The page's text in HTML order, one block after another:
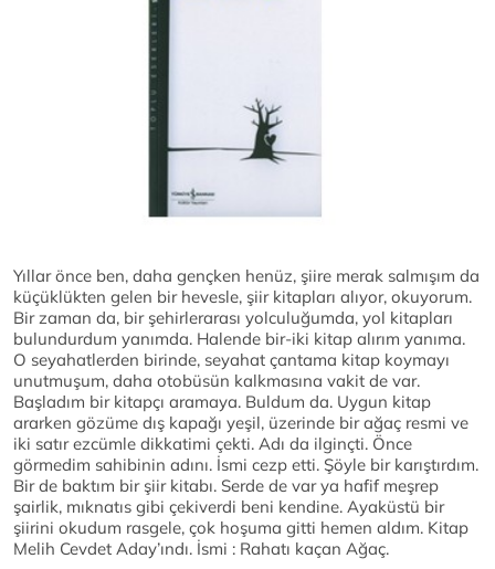
Yıllar önce ben, daha gençken henüz, şiire merak salmışım da
küçüklükten gelen bir hevesle, şiir kitapları alıyor, okuyorum.
Bir zaman da, bir şehirlerarası yolculuğumda, yol kitapları
bulundurdum yanımda. Halende bir-iki kitap alırım yanıma.
O seyahatlerden birinde, seyahat çantama kitap koymayı
unutmuşum, daha otobüsün kalkmasına vakit de var.
Başladım bir kitapçı aramaya. Buldum da. Uygun kitap
ararken gözüme dış kapağı yeşil, üzerinde bir ağaç resmi ve
iki satır ezcümle dikkatimi çekti. Adı da ilginçti. Önce
görmedim sahibinin adını. İsmi cezp etti. Şöyle bir karıştırdım.
Bir de baktım bir şiir kitabı. Serde de var ya hafif meşrep
şairlik, mıknatıs gibi çekiverdi beni kendine. Ayaküstü bir
şiirini okudum rasgele, çok hoşuma gitti hemen aldım. Kitap
Melih Cevdet Aday’ındı. İsmi : Rahatı kaçan Ağaç.